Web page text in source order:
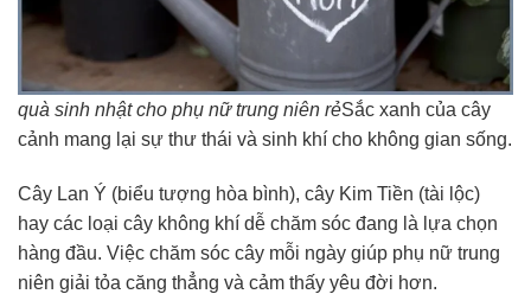
quà sinh nhật cho phụ nữ trung niên rẻSắc xanh của cây
cảnh mang lại sự thư thái và sinh khí cho không gian sống.
Cây Lan Ý (biểu tượng hòa bình), cây Kim Tiền (tài lộc)
hay các loại cây không khí dễ chăm sóc đang là lựa chọn
hàng đầu. Việc chăm sóc cây mỗi ngày giúp phụ nữ trung
niên giải tỏa căng thẳng và cảm thấy yêu đời hơn.